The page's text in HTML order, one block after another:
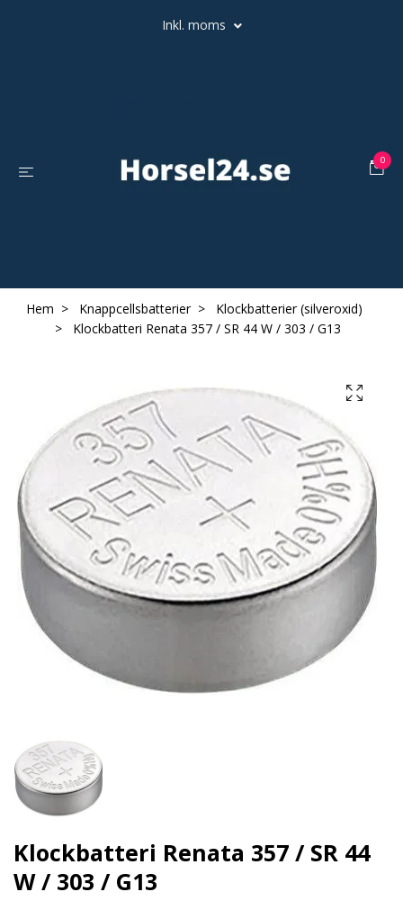
Inkl. moms
0
Hem Knappcellsbatterier
Klockbatterier (silveroxid)
Klockbatteri Renata 357 / SR 44 W / 303 / G13
Klockbatteri Renata 357 / SR 44
W / 303 / G13